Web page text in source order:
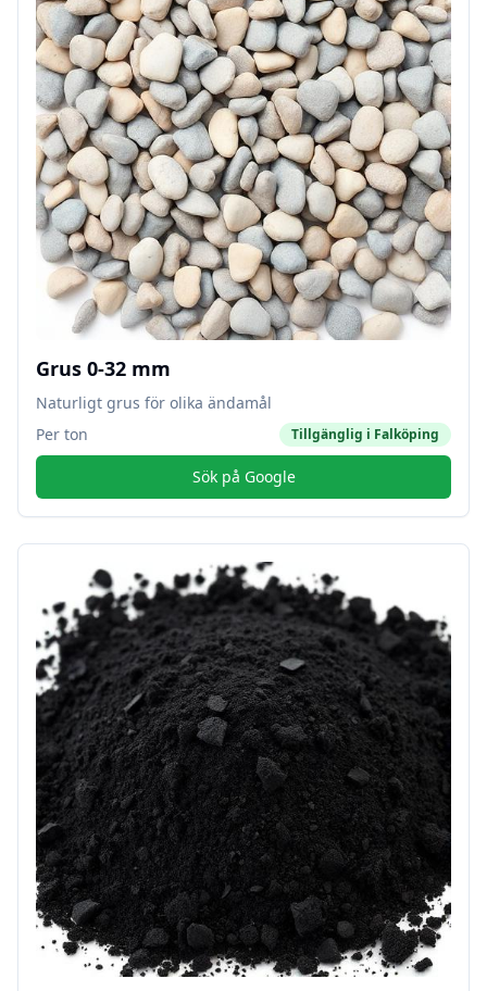
Grus 0-32 mm
Naturligt grus för olika ändamål
Per ton
Tillgänglig i Falköping
Sök på Google